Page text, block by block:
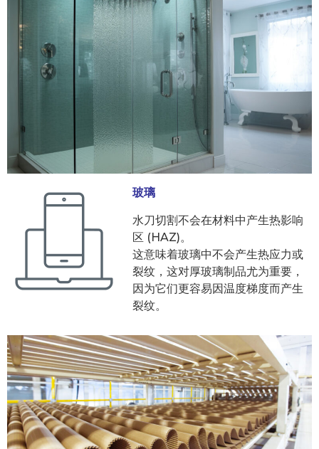
玻璃
水刀切割不会在材料中产生热影响
区 (HAZ)。
这意味着玻璃中不会产生热应力或
裂纹，这对厚玻璃制品尤为重要，
因为它们更容易因温度梯度而产生
裂纹。